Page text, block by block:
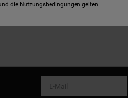
die Nutzungsbedingungen gelten.